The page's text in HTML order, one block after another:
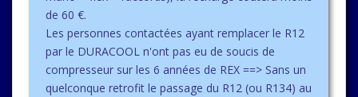
de 60 €.
Les personnes contactées ayant remplacer le R12
par le DURACOOL n'ont pas eu de soucis de
compresseur sur les 6 années de REX ==> Sans un
quelconque retrofit le passage du R12 (ou R134) au